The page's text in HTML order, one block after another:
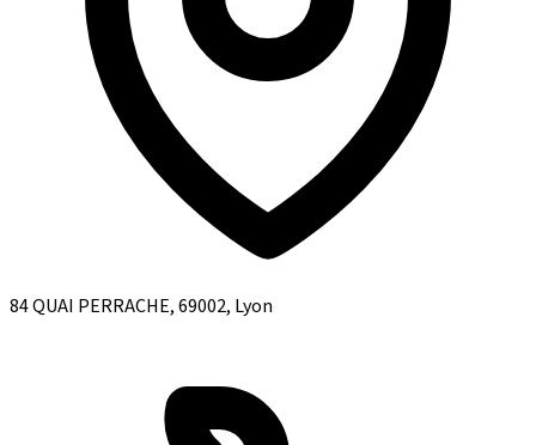
84 QUAI PERRACHE, 69002, Lyon